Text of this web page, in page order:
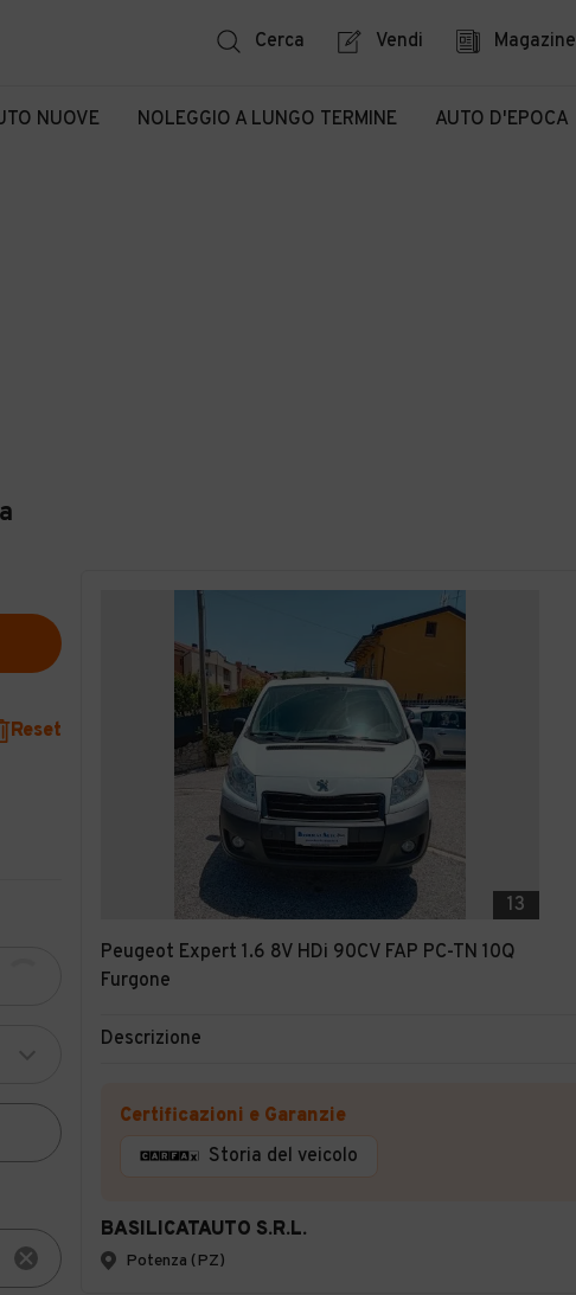
Cerca Vendi Magazine
NUOVE NOLEGGIO A LUNGO TERMINE AUTO D'EPOCA
Reset
13
Peugeot Expert 1.6 8V HDi 90CV FAP PC-TN 10Q
Furgone
Descrizione
Certificazioni e Garanzie
Storia del veicolo
BASILICATAUTO S.R.L.
Potenza (PZ)